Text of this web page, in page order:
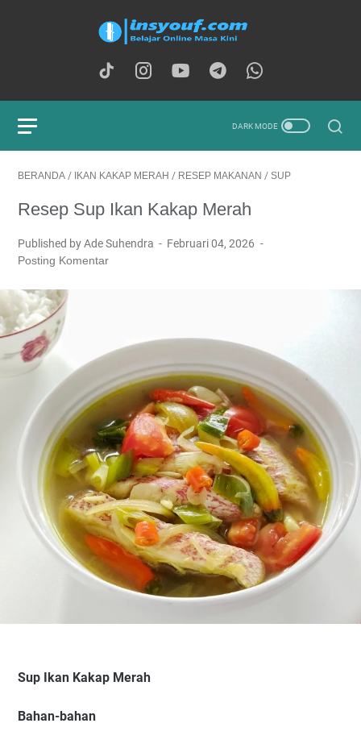
BERANDA / IKAN KAKAP MERAH / RESEP MAKANAN / SUP
Resep Sup Ikan Kakap Merah
Published by Ade Suhendra
Februari 04, 2026
Posting Komentar
Sup Ikan Kakap Merah
Bahan-bahan